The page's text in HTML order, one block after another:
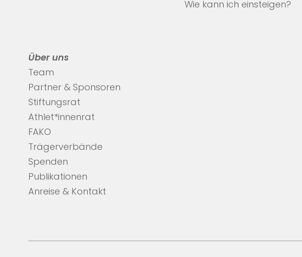
Wie kann ich einsteigen?
Über uns
Team
Partner & Sponsoren
Stiftungsrat
Athlet*innenrat
FAKO
Trägerverbände
Spenden
Publikationen
Anreise & Kontakt